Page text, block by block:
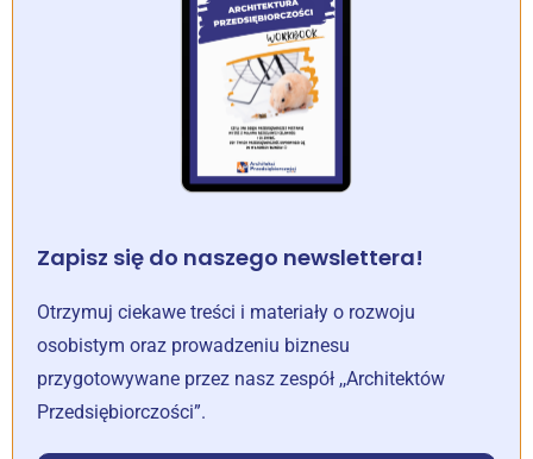
Zapisz się do naszego newslettera!
Otrzymuj ciekawe treści i materiały o rozwoju
osobistym oraz prowadzeniu biznesu
przygotowywane przez nasz zespół ,,Architektów
Przedsiębiorczości”.